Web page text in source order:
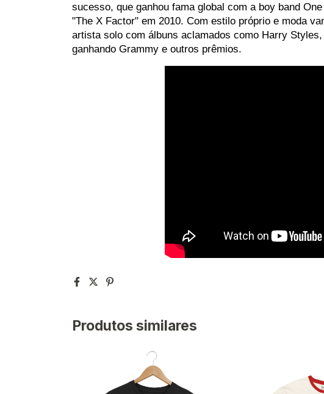
sucesso, que ganhou fama global com a boy band
"The X Factor" em 2010. Com estilo próprio e moda
artista solo com álbuns aclamados como Harry
ganhando Grammy e outros prêmios.
Produtos similares